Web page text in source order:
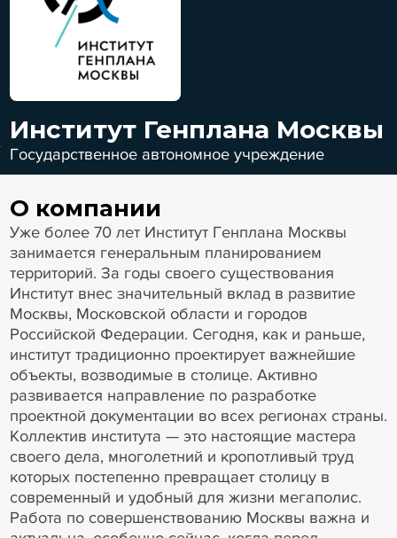
Институт Генплана Москвы
Государственное автономное учреждение
О компании
Уже более 70 лет Институт Генплана Москвы
занимается генеральным планированием
территорий. За годы своего существования
Институт внес значительный вклад в развитие
Москвы, Московской области и городов
Российской Федерации. Сегодня, как и раньше,
институт традиционно проектирует важнейшие
объекты, возводимые в столице. Активно
развивается направление по разработке
проектной документации во всех регионах страны.
Коллектив института — это настоящие мастера
своего дела, многолетний и кропотливый труд
которых постепенно превращает столицу в
современный и удобный для жизни мегаполис.
Работа по совершенствованию Москвы важна и